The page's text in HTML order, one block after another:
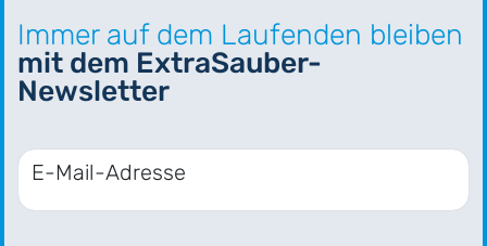
Immer auf dem Laufenden bleiben
mit dem ExtraSauber-
Newsletter
E-Mail-Adresse